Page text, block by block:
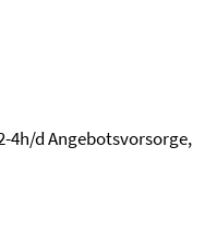
4h/d Angebotsvorsorge,